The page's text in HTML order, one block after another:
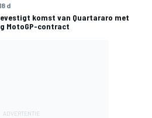
d
komst van Quartararo met
MotoGP-contract